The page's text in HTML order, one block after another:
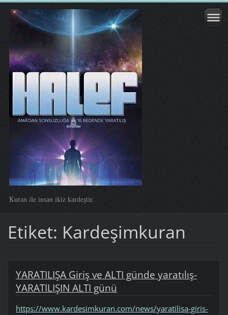
Kuran ile insan ikiz kardeştir.
Etiket: Kardeşimkuran
YARATILIŞA Giriş ve ALTI günde yaratılış-
YARATILIŞIN ALTI günü
https://www.kardesimkuran.com/news/yaratilisa-giris-